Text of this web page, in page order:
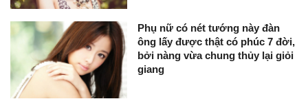
Phụ nữ có nét tướng này đàn
ông lấy được thật có phúc 7 đời,
bởi nàng vừa chung thủy lại giỏi
giang